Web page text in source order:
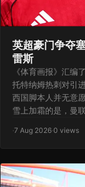
英超豪门争夺
雷斯
《体育画报》汇编
托特纳姆热刺对引
西国脚本人并无意
雪上加霜的是，曼
·7 Aug 2026·0 views